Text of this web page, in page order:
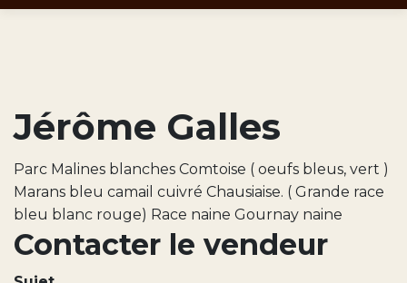
Jérôme Galles
Parc Malines blanches Comtoise ( oeufs bleus, vert )
Marans bleu camail cuivré Chausiaise. ( Grande race
bleu blanc rouge) Race naine Gournay naine
Contacter le vendeur